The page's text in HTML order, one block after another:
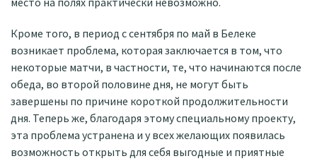
Кроме того, в период с сентября по май в Белеке
возникает проблема, которая заключается в том, что
некоторые матчи, в частности, те, что начинаются после
обеда, во второй половине дня, не могут быть
завершены по причине короткой продолжительности
дня. Теперь же, благодаря этому специальному проекту,
эта проблема устранена и у всех желающих появилась
возможность открыть для себя выгодные и приятные